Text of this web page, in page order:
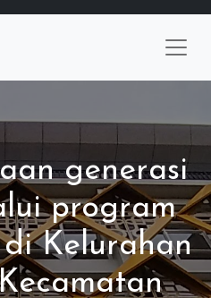
generasi
program
Kelurahan